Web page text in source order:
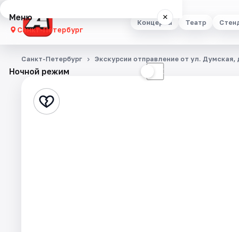
Концерты Театр
Меню ×
Санкт-Петербург
Концерты
Стендап
Ночной режим ☾
Санкт-Петербург Экскурсии отправление от ул. Думская,